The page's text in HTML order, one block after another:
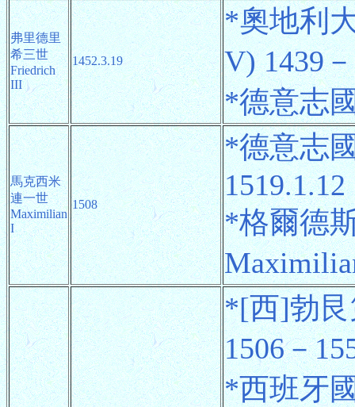
弗里德里
希三世
Friedrich
III
1452.3.19
*奧地利
V) 1439
*德意志
馬克西米
連一世
Maximilian
I
1508
*德意志
1519.1.12
*格爾德
*[西]勃艮
1506－
*西班牙